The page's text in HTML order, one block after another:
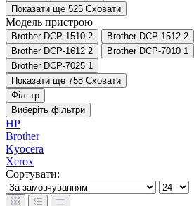
Показати ще 525 Сховати
Модель пристрою
Brother DCP-1510 2 Brother DCP-1512 2
Brother DCP-1612 2 Brother DCP-7010 1
Brother DCP-7025 1
Показати ще 758 Сховати
Фільтр
Виберіть фільтри
HP
Brother
Kyocera
Xerox
Сортувати: